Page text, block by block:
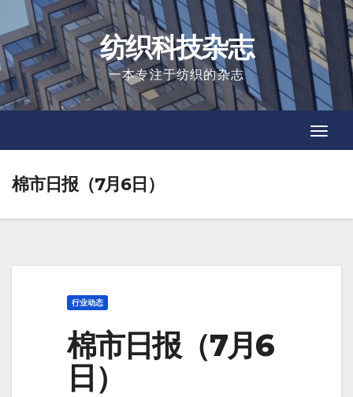
to
content
纺织科技杂志
一本专注于纺织的杂志
棉市日报（7月6日）
行业动态
棉市日报（7月6
日）